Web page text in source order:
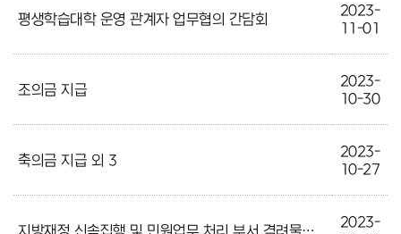
평생학습대학 운영 관계자 업무협의 간담회
2023-
11-01
조의금 지급
2023-
10-30
축의금 지급 외 3
2023-
10-27
지방재정 신속집행 및 민원업무 처리 부서 격려물품 구입 외 1
2023-